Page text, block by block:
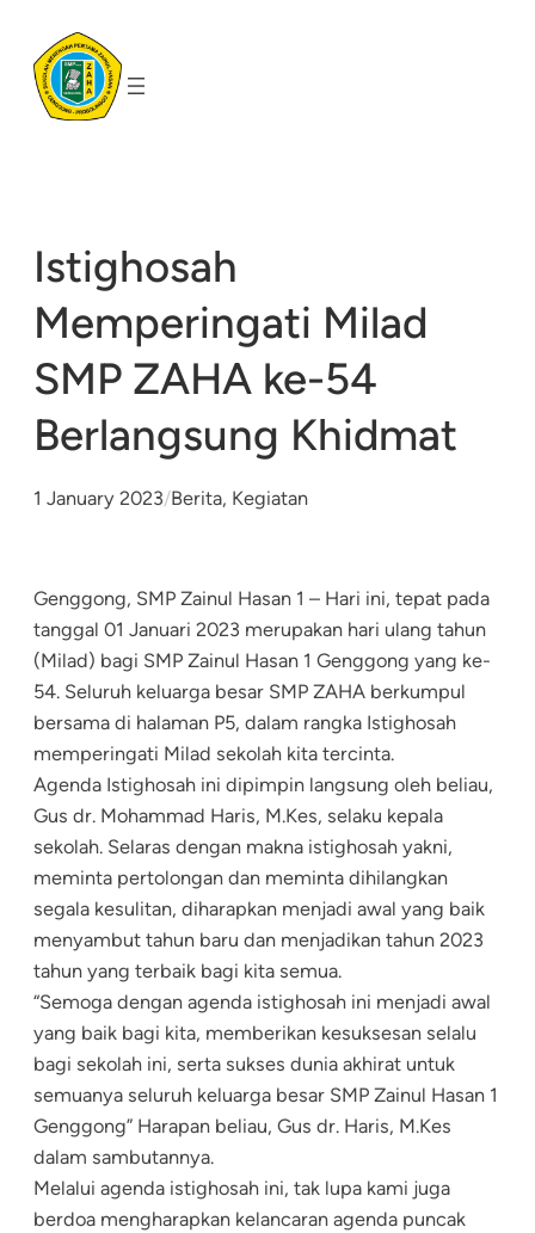
content
Istighosah
Memperingati Milad
SMP ZAHA ke-54
Berlangsung Khidmat
1 January 2023/Berita, Kegiatan
Genggong, SMP Zainul Hasan 1 – Hari ini, tepat pada
tanggal 01 Januari 2023 merupakan hari ulang tahun
(Milad) bagi SMP Zainul Hasan 1 Genggong yang ke-
54. Seluruh keluarga besar SMP ZAHA berkumpul
bersama di halaman P5, dalam rangka Istighosah
memperingati Milad sekolah kita tercinta.
Agenda Istighosah ini dipimpin langsung oleh beliau,
Gus dr. Mohammad Haris, M.Kes, selaku kepala
sekolah. Selaras dengan makna istighosah yakni,
meminta pertolongan dan meminta dihilangkan
segala kesulitan, diharapkan menjadi awal yang baik
menyambut tahun baru dan menjadikan tahun 2023
tahun yang terbaik bagi kita semua.
“Semoga dengan agenda istighosah ini menjadi awal
yang baik bagi kita, memberikan kesuksesan selalu
bagi sekolah ini, serta sukses dunia akhirat untuk
semuanya seluruh keluarga besar SMP Zainul Hasan 1
Genggong” Harapan beliau, Gus dr. Haris, M.Kes
dalam sambutannya.
Melalui agenda istighosah ini, tak lupa kami juga
berdoa mengharapkan kelancaran agenda puncak